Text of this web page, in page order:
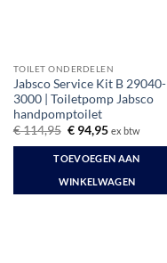
TOILET ONDERDELEN
Jabsco Service Kit B 29040-
3000 | Toiletpomp Jabsco
handpomptoilet
€114,95 Oorspronkelijke
was:
€ 114,95.
€94,95Huidige
is:
€ 94,95.
ex btw
TOEVOEGEN AAN
WINKELWAGEN